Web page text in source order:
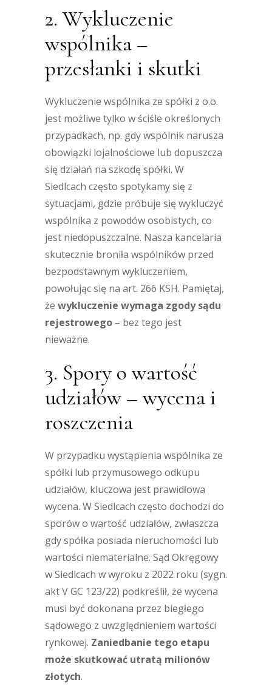
2. Wykluczenie
wspólnika –
przesłanki i skutki
Wykluczenie wspólnika ze spółki z o.o.
jest możliwe tylko w ściśle określonych
przypadkach, np. gdy wspólnik narusza
obowiązki lojalnościowe lub dopuszcza
się działań na szkodę spółki. W
Siedlcach często spotykamy się z
sytuacjami, gdzie próbuje się wykluczyć
wspólnika z powodów osobistych, co
jest niedopuszczalne. Nasza kancelaria
skutecznie broniła wspólników przed
bezpodstawnym wykluczeniem,
powołując się na art. 266 KSH. Pamiętaj,
że wykluczenie wymaga zgody sądu
rejestrowego – bez tego jest
nieważne.
3. Spory o wartość
udziałów – wycena i
roszczenia
W przypadku wystąpienia wspólnika ze
spółki lub przymusowego odkupu
udziałów, kluczowa jest prawidłowa
wycena. W Siedlcach często dochodzi do
sporów o wartość udziałów, zwłaszcza
gdy spółka posiada nieruchomości lub
wartości niematerialne. Sąd Okręgowy
w Siedlcach w wyroku z 2022 roku (sygn.
akt V GC 123/22) podkreślił, że wycena
musi być dokonana przez biegłego
sądowego z uwzględnieniem wartości
rynkowej. Zaniedbanie tego etapu
może skutkować utratą milionów
złotych.